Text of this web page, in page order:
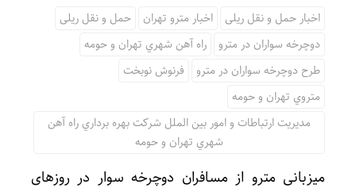
اخبار حمل و نقل ریلی اخبار مترو تهران
حمل و نقل ریلی
دوچرخه سواران در مترو
راه آهن شهري تهران و حومه
طرح دوچرخه سواران در مترو
فرنوش نوبخت
متروي تهران و حومه
مديريت ارتباطات و امور بين الملل شركت بهره برداري راه آهن
شهري تهران و حومه
میزبانی مترو از مسافران دوچرخه سوار در روزهای